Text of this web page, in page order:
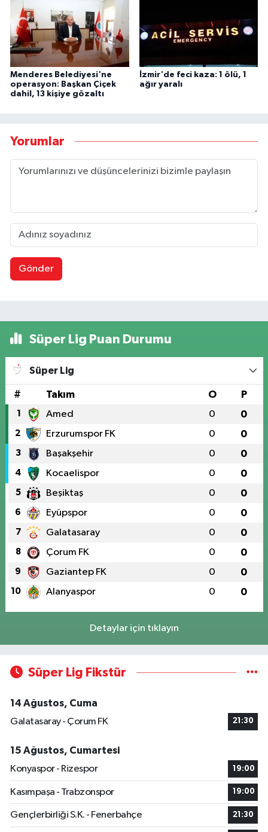
Menderes Belediyesi'ne
operasyon: Başkan Çiçek
dahil, 13 kişiye gözaltı
İzmir'de feci kaza: 1 ölü, 1
ağır yaralı
Yorumlar
Gönder
Süper Lig Puan Durumu
Süper Lig
# Takım O P
1 Amed 0 0
2 Erzurumspor FK 0 0
3 Başakşehir 0 0
4 Kocaelispor 0 0
5 Beşiktaş 0 0
6 Eyüpspor 0 0
7 Galatasaray 0 0
8 Çorum FK 0 0
9 Gaziantep FK 0 0
10 Alanyaspor 0 0
Detaylar için tıklayın
Süper Lig Fikstür
14 Ağustos, Cuma
Galatasaray - Çorum FK
21:30
15 Ağustos, Cumartesi
Konyaspor - Rizespor
19:00
Kasımpaşa - Trabzonspor 19:00
Gençlerbirliği S.K. - Fenerbahçe 21:30